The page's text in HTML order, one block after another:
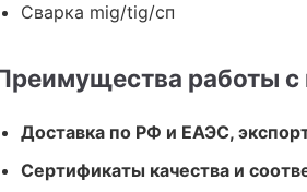
Сварка mig/tig/сп
работы с
Доставка по РФ и ЕАЭС,
Сертификаты качества и